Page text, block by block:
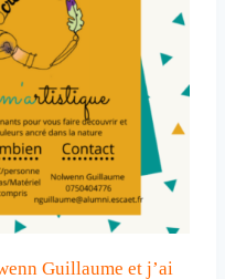
Guillaume et j’ai